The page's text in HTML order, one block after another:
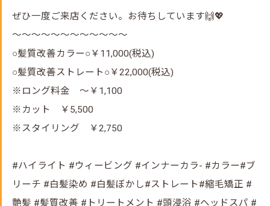
ぜひ一度ご来店ください。お待ちしています🙌💖
～～～～～～～～～～～～
○髪質改善カラー○￥11,000(税込)
○髪質改善ストレート○￥22,000(税込)
※ロング料金 ～￥1,100
※カット ￥5,500
※スタイリング ￥2,750
#ハイライト #ウィービング #インナーカラ- #カラー#ブ
リーチ #白髪染め #白髪ぼかし#ストレート#縮毛矯正 #
艶髪 #髪質改善 #トリートメント #頭浸浴 #ヘッドスパ #